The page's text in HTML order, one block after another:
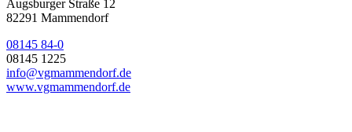
Augsburger Straße 12
82291 Mammendorf
08145 84-0
08145 1225
info@vgmammendorf.de
www.vgmammendorf.de